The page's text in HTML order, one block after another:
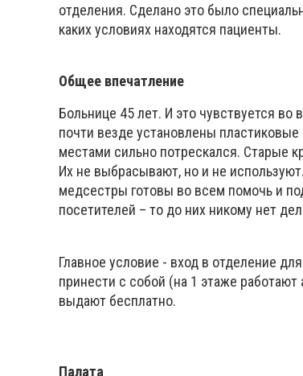
отделения. Сделано это было
каких условиях находятся пациенты.
Общее впечатление
Больнице 45 лет. И это чувствуется
почти везде установлены
местами сильно потрескался. Старые
Их не выбрасывают, но и не
медсестры готовы во всем помочь и
посетителей – то до них никому нет
Главное условие - вход в отделение
принести с собой (на 1 этаже
выдают бесплатно.
Палата